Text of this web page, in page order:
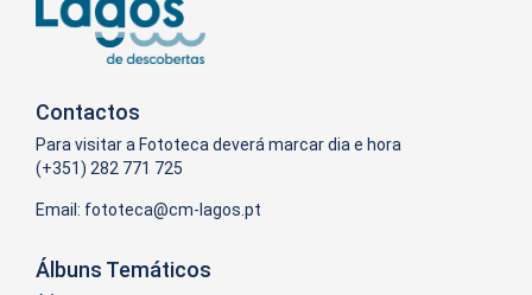
Contactos
Para visitar a Fototeca deverá marcar dia e hora
(+351) 282 771 725
Email:
Álbuns Temáticos